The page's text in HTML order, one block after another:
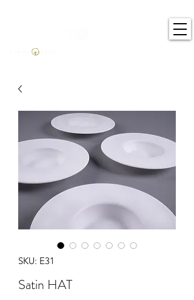
SKU: E31
Satin HAT